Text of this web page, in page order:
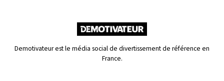
Demotivateur est le média social de divertissement de référence en
France.